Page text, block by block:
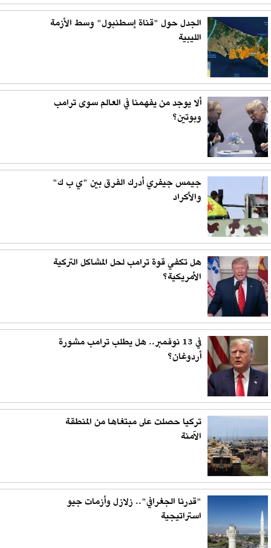
الجدل حول "قناة إسطنبول" وسط الأزمة
الليبية
ألا يوجد من يفهمنا في العالم سوى ترامب
وبوتين؟
جيمس جيفري أدرك الفرق بين "ي ب ك"
والأكراد
هل تكفي قوة ترامب لحل المشاكل التركية
الأمريكية؟
في 13 نوفمبر.. هل يطلب ترامب مشورة
أردوغان؟
تركيا حصلت على مبتغاها من المنطقة
الآمنة
"قدرنا الجغرافي".. زلازل وأزمات جيو
استراتيجية